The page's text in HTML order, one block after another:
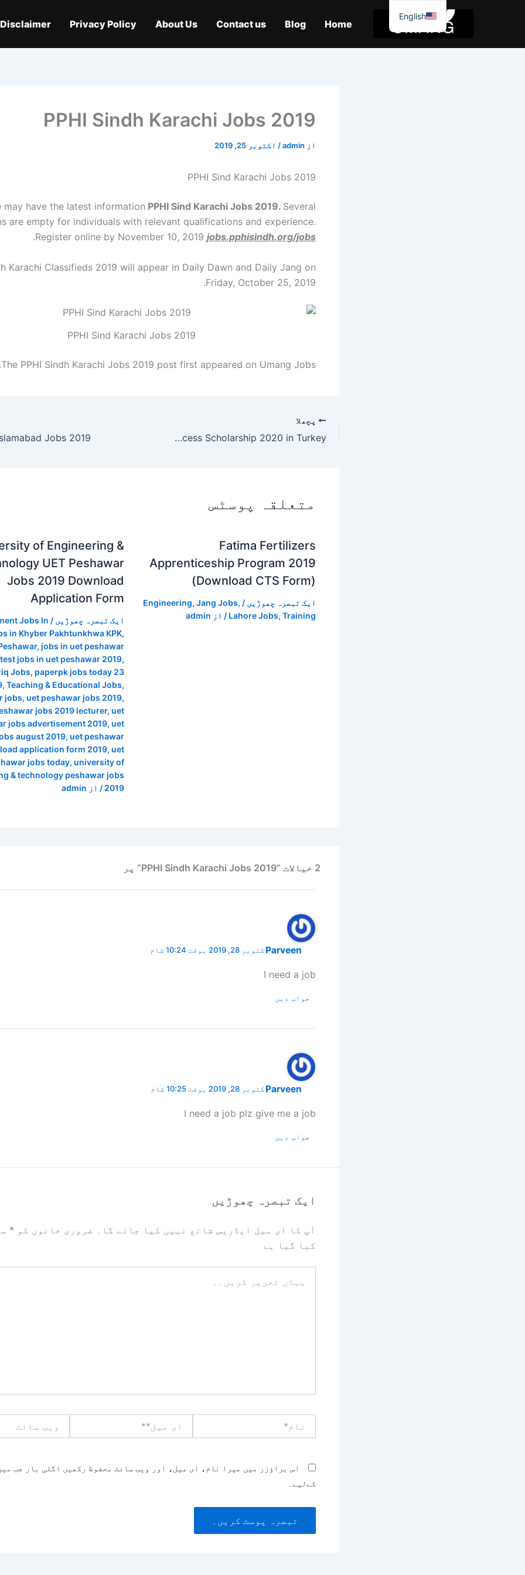
Home
Blog
Contact us
About Us
Privacy Policy
Disclaimer
PPHI Sindh Karachi Jobs 2019
از admin
/ اکتوبر 25, 2019
PPHI Sind Karachi Jobs 2019
may have the latest information PPHI Sind Karachi Jobs 2019. Several
are empty for individuals with relevant qualifications and experience.
Register online by November 10, 2019 jobs.pphisindh.org/jobs
.
Karachi Classifieds 2019 will appear in Daily Dawn and Daily Jang on
Friday, October 25, 2019.
PPHI Sind Karachi Jobs 2019
The PPHI Sindh Karachi Jobs 2019 post first appeared on Umang Jobs.
پچھلا
Success Scholarship 2020 in Turkey
متعلقہ پوسٹس
Fatima Fertilizers
Apprenticeship Program 2019
(Download CTS Form)
ایک تبصرہ چھوڑیں /
Engineering, Jang Jobs,
Lahore Jobs, Training / از admin
of Engineering &
UET Peshawar
Jobs 2019 Download
Application Form
ایک تبصرہ چھوڑیں /
Jobs In
in Khyber Pakhtunkhwa KPK,
, jobs in uet peshawar
jobs in uet peshawar 2019,
Jobs, paperpk jobs today 23
, Teaching & Educational Jobs,
jobs, uet peshawar jobs 2019,
jobs 2019 lecturer, uet
jobs advertisement 2019, uet
august 2019, uet peshawar
application form 2019, uet
jobs today, university of
& technology peshawar jobs
2019 / از admin
2 خیالات ”PPHI Sindh Karachi Jobs 2019“ پر
Parveenاکتوبر 28, 2019 بوقت 10:24 شام
I need a job
جواب دیں
Parveenاکتوبر 28, 2019 بوقت 10:25 شام
I need a job plz give me a job
جواب دیں
ایک تبصرہ چھوڑیں
آپ کا ای میل ایڈریس شائع نہیں کیا جائے گا۔ ضروری خانوں کو *
کیا گیا ہے
تحریر
میل**
سائٹ
اس براؤزر میں میرا نام، ای میل، اور ویب سائٹ محفوظ رکھیں اگلی بار جب
کےلیے۔
English